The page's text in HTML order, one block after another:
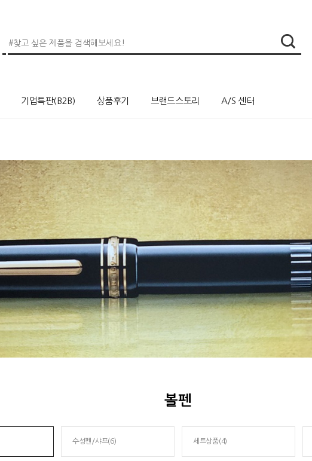
기업특판(B2B) 상품후기 브랜드스토리 A/S 센터
볼펜
수성펜/샤프(6) 세트상품(4)